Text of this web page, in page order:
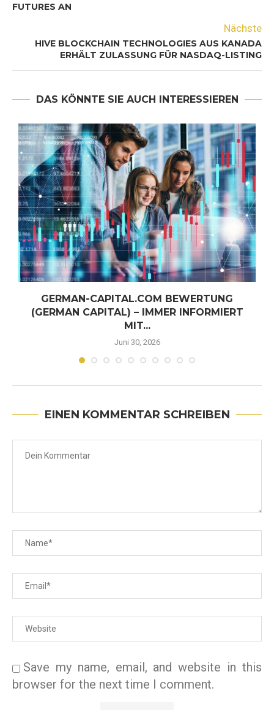
FUTURES AN
Nächste
HIVE BLOCKCHAIN TECHNOLOGIES AUS KANADA
ERHÄLT ZULASSUNG FÜR NASDAQ-LISTING
DAS KÖNNTE SIE AUCH INTERESSIEREN
GERMAN-CAPITAL.COM BEWERTUNG
(GERMAN CAPITAL) – IMMER INFORMIERT
MIT...
Juni 30, 2026
EINEN KOMMENTAR SCHREIBEN
Save my name, email, and website in this
browser for the next time I comment.